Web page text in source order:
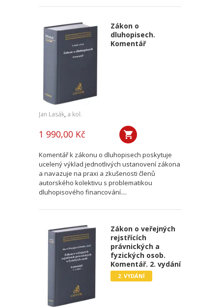
Zákon o
dluhopisech.
Komentář
Jan Lasák, a kol.
1 990,00 Kč
Komentář k zákonu o dluhopisech poskytuje
ucelený výklad jednotlivých ustanovení zákona
a navazuje na praxi a zkušenosti členů
autorského kolektivu s problematikou
dluhopisového financování....
Zákon o veřejných
rejstřících
právnických a
fyzických osob.
Komentář. 2. vydání
2. VYDÁNÍ